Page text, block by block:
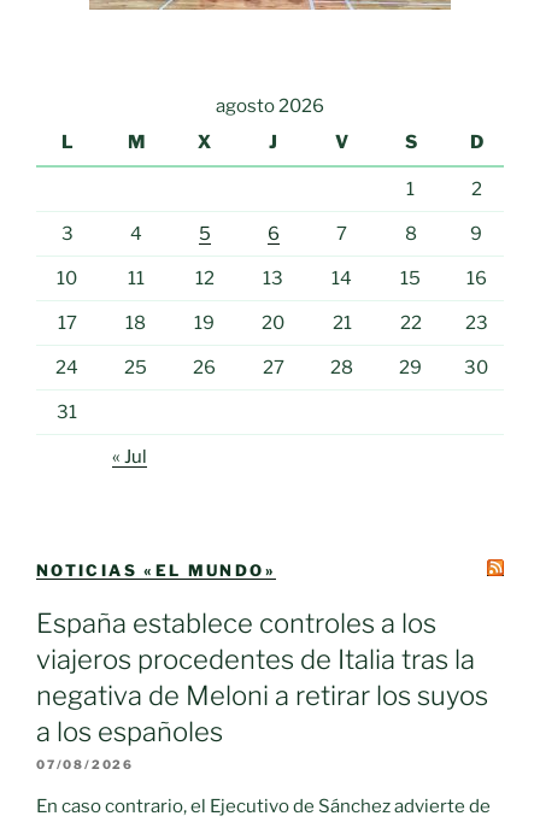
agosto 2026
L
M X J V S D
1 2
3 4 5 6 7 8 9
10 11 12 13 14 15 16
17 18 19 20 21 22 23
24 25 26 27 28 29 30
31
« Jul
NOTICIAS «EL MUNDO»
España establece controles a los
viajeros procedentes de Italia tras la
negativa de Meloni a retirar los suyos
a los españoles
07/08/2026
En caso contrario, el Ejecutivo de Sánchez advierte de